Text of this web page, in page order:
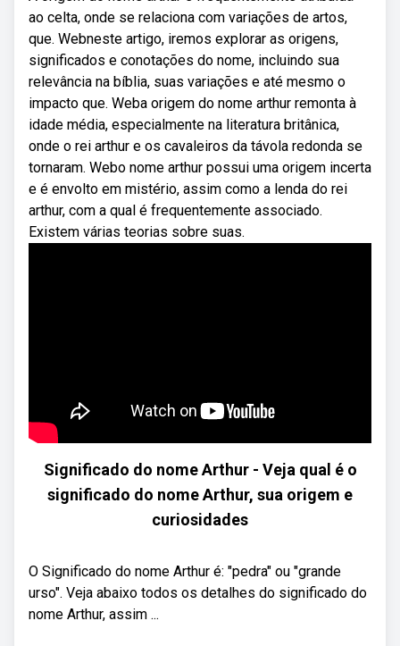
ao celta, onde se relaciona com variações de artos,
que. Webneste artigo, iremos explorar as origens,
significados e conotações do nome, incluindo sua
relevância na bíblia, suas variações e até mesmo o
impacto que. Weba origem do nome arthur remonta à
idade média, especialmente na literatura britânica,
onde o rei arthur e os cavaleiros da távola redonda se
tornaram. Webo nome arthur possui uma origem incerta
e é envolto em mistério, assim como a lenda do rei
arthur, com a qual é frequentemente associado.
Existem várias teorias sobre suas.
Significado do nome Arthur - Veja qual é o
significado do nome Arthur, sua origem e
curiosidades
O Significado do nome Arthur é: "pedra" ou "grande
urso". Veja abaixo todos os detalhes do significado do
nome Arthur, assim ...